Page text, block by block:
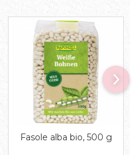
Fasole alba bio, 500 g